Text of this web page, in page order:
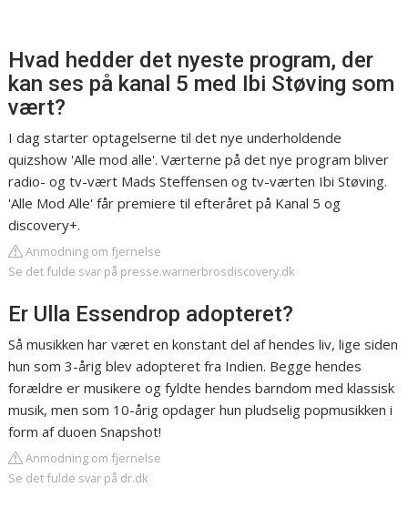
Hvad hedder det nyeste program, der
kan ses på kanal 5 med Ibi Støving som
vært?
I dag starter optagelserne til det nye underholdende
quizshow 'Alle mod alle'. Værterne på det nye program bliver
radio- og tv-vært Mads Steffensen og tv-værten Ibi Støving.
'Alle Mod Alle' får premiere til efteråret på Kanal 5 og
discovery+.
Anmodning om fjernelse
Se det fulde svar på presse.warnerbrosdiscovery.dk
Er Ulla Essendrop adopteret?
Så musikken har været en konstant del af hendes liv, lige siden
hun som 3-årig blev adopteret fra Indien. Begge hendes
forældre er musikere og fyldte hendes barndom med klassisk
musik, men som 10-årig opdager hun pludselig popmusikken i
form af duoen Snapshot!
Anmodning om fjernelse
Se det fulde svar på dr.dk